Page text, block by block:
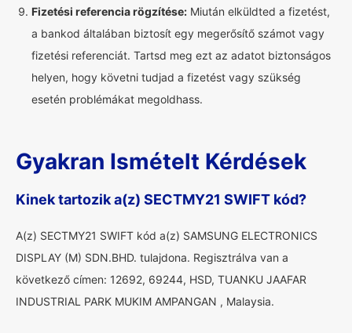
Fizetési referencia rögzítése: Miután elküldted a fizetést,
a bankod általában biztosít egy megerősítő számot vagy
fizetési referenciát. Tartsd meg ezt az adatot biztonságos
helyen, hogy követni tudjad a fizetést vagy szükség
esetén problémákat megoldhass.
Gyakran Ismételt Kérdések
Kinek tartozik a(z) SECTMY21 SWIFT kód?
A(z) SECTMY21 SWIFT kód a(z) SAMSUNG ELECTRONICS
DISPLAY (M) SDN.BHD. tulajdona. Regisztrálva van a
következő címen: 12692, 69244, HSD, TUANKU JAAFAR
INDUSTRIAL PARK MUKIM AMPANGAN , Malaysia.